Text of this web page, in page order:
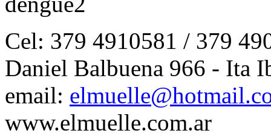
Cel: 379 4910581 / 379
Daniel Balbuena 966 - Ita
email:
www.elmuelle.com.ar